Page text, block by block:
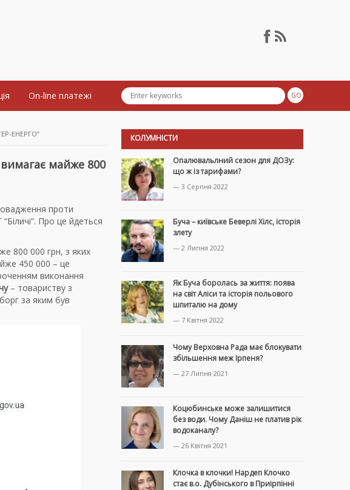
On-line платежі
ЕНЕРГО”
майже 800
проти
Про це йдеться
800 000 грн, з яких
450 000 – це
виконання
– товариству з
за яким був
КОЛУМНІСТИ
Опалювальлний сезон для ДОЗу:
що ж із тарифами?
— 3 Серпня 2022
Буча – київське Беверлі Хілс, історія
злету
— 2 Липня 2022
Як Буча боролась за життя: поява
на світ Аліси та історія польового
шпиталю на дому
— 7 Квітня 2022
Чому Верховна Рада має блокувати
збільшення меж Ірпеня?
— 27 Липня 2021
Коцюбинське може залишитися
без води. Чому Даніш не платив рік
водоканалу?
— 26 Квітня 2021
Клочка в клочки! Нардеп Клочко
стає в.о. Дубінського в Приірпінні